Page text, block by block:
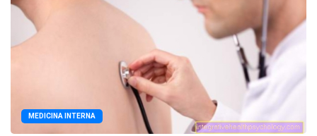
MEDICINA INTERNA